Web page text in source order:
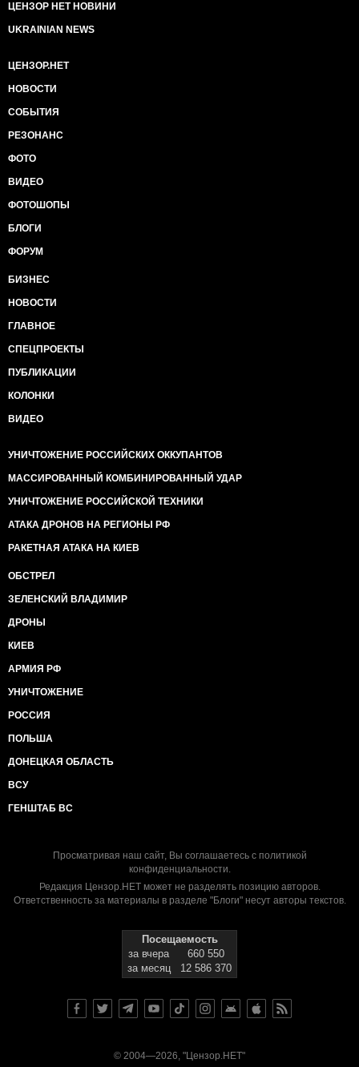
ЦЕНЗОР НЕТ НОВИНИ
UKRAINIAN NEWS
ЦЕНЗОР.НЕТ
НОВОСТИ
СОБЫТИЯ
РЕЗОНАНС
ФОТО
ВИДЕО
ФОТОШОПЫ
БЛОГИ
ФОРУМ
БИЗНЕС
НОВОСТИ
ГЛАВНОЕ
СПЕЦПРОЕКТЫ
ПУБЛИКАЦИИ
КОЛОНКИ
ВИДЕО
УНИЧТОЖЕНИЕ РОССИЙСКИХ ОККУПАНТОВ
МАССИРОВАННЫЙ КОМБИНИРОВАННЫЙ УДАР
УНИЧТОЖЕНИЕ РОССИЙСКОЙ ТЕХНИКИ
АТАКА ДРОНОВ НА РЕГИОНЫ РФ
РАКЕТНАЯ АТАКА НА КИЕВ
ОБСТРЕЛ
ЗЕЛЕНСКИЙ ВЛАДИМИР
ДРОНЫ
КИЕВ
АРМИЯ РФ
УНИЧТОЖЕНИЕ
РОССИЯ
ПОЛЬША
ДОНЕЦКАЯ ОБЛАСТЬ
ВСУ
ГЕНШТАБ ВС
Просматривая наш сайт, Вы соглашаетесь с политикой
конфиденциальности.
Редакция Цензор.НЕТ может не разделять позицию авторов.
Ответственность за материалы в разделе "Блоги" несут авторы текстов.
Посещаемость
за вчера
660 550
за месяц
12 586 370
© 2004—2026, "Цензор.НЕТ"